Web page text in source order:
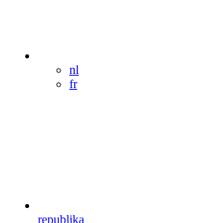
nl
fr
republika